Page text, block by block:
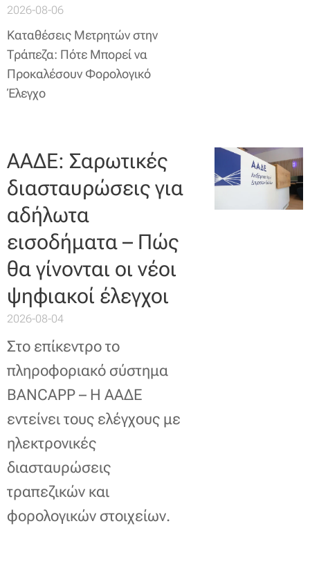
2026-08-06
Καταθέσεις Μετρητών στην
Τράπεζα: Πότε Μπορεί να
Προκαλέσουν Φορολογικό
Έλεγχο
ΑΑΔΕ: Σαρωτικές
διασταυρώσεις για
αδήλωτα
εισοδήματα – Πώς
θα γίνονται οι νέοι
ψηφιακοί έλεγχοι
2026-08-04
Στο επίκεντρο το
πληροφοριακό σύστημα
BANCAPP – Η ΑΑΔΕ
εντείνει τους ελέγχους με
ηλεκτρονικές
διασταυρώσεις
τραπεζικών και
φορολογικών στοιχείων.